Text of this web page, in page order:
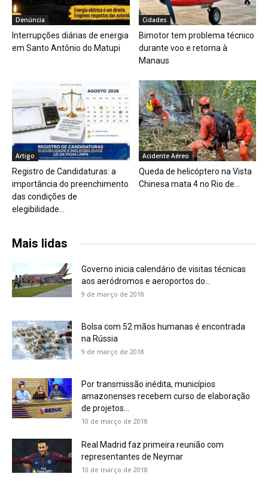
Denúncia
Interrupções diárias de energia
em Santo Antônio do Matupi
Cidades
Bimotor tem problema técnico
durante voo e retorna à
Manaus
Artigo
Registro de Candidaturas: a
importância do preenchimento
das condições de
elegibilidade...
Acidente Aéreo
Queda de helicóptero na Vista
Chinesa mata 4 no Rio de...
Mais lidas
Governo inicia calendário de visitas técnicas
aos aeródromos e aeroportos do...
9 de março de 2018
Bolsa com 52 mãos humanas é encontrada
na Rússia
9 de março de 2018
Por transmissão inédita, municípios
amazonenses recebem curso de elaboração
de projetos...
10 de março de 2018
Real Madrid faz primeira reunião com
representantes de Neymar
10 de março de 2018